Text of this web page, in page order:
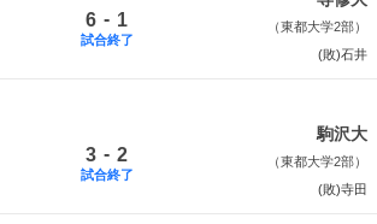
6 - 1
試合終了
（東都大学2部）
(敗)石井
3 - 2
試合終了
駒沢大
（東都大学2部）
(敗)寺田